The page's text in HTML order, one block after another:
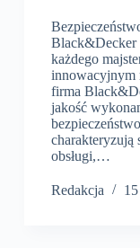
Black&Decker
każdego
innowacyjnym
firma
jakość
charakteryzują
obsługi,…
Redakcja